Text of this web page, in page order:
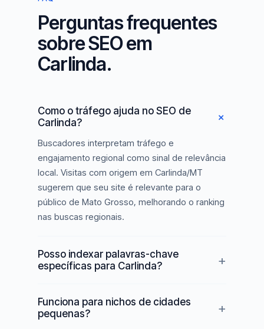
Perguntas frequentes
sobre SEO em
Carlinda.
Como o tráfego ajuda no SEO de
Carlinda?
Buscadores interpretam tráfego e
engajamento regional como sinal de relevância
local. Visitas com origem em Carlinda/MT
sugerem que seu site é relevante para o
público de Mato Grosso, melhorando o ranking
nas buscas regionais.
Posso indexar palavras-chave
específicas para Carlinda?
Funciona para nichos de cidades
pequenas?